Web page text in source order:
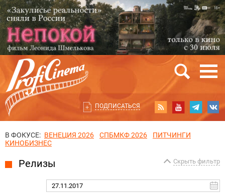
ПОДПИСАТЬСЯ
В ФОКУСЕ: ВЕНЕЦИЯ 2026 СПБМКФ 2026
ПИТЧИНГИ
КИНОБИЗНЕС
Скрыть фильтр
Релизы